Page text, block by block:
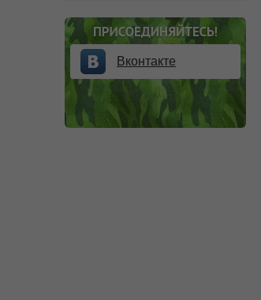
Вконтакте